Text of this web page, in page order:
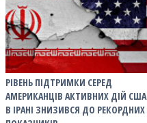
РІВЕНЬ ПІДТРИМКИ СЕРЕД
АМЕРИКАНЦІВ АКТИВНИХ ДІЙ США
В ІРАНІ ЗНИЗИВСЯ ДО РЕКОРДНИХ